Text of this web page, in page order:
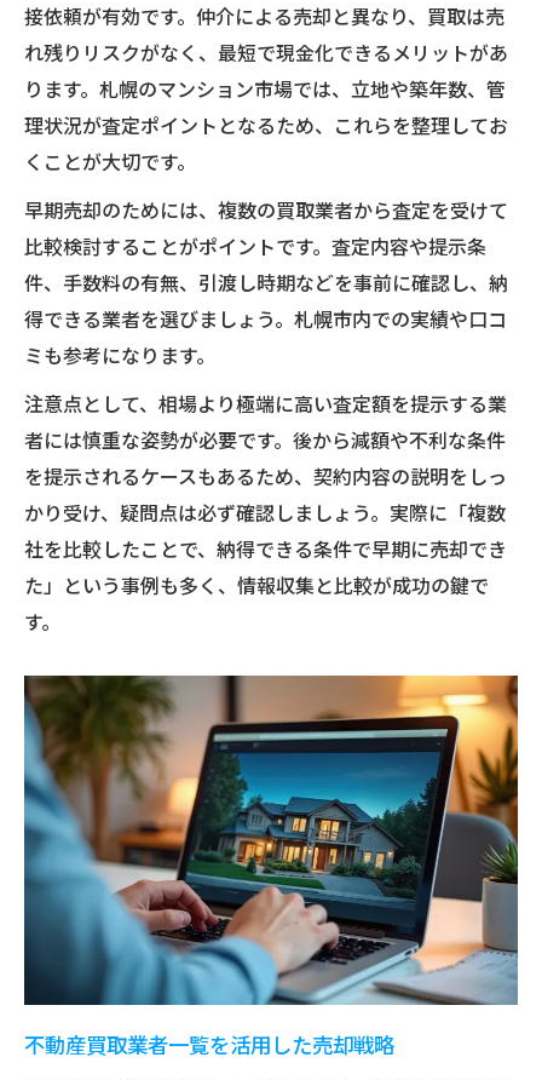
接依頼が有効です。仲介による売却と異なり、買取は売
れ残りリスクがなく、最短で現金化できるメリットがあ
ります。札幌のマンション市場では、立地や築年数、管
理状況が査定ポイントとなるため、これらを整理してお
くことが大切です。
早期売却のためには、複数の買取業者から査定を受けて
比較検討することがポイントです。査定内容や提示条
件、手数料の有無、引渡し時期などを事前に確認し、納
得できる業者を選びましょう。札幌市内での実績や口コ
ミも参考になります。
注意点として、相場より極端に高い査定額を提示する業
者には慎重な姿勢が必要です。後から減額や不利な条件
を提示されるケースもあるため、契約内容の説明をしっ
かり受け、疑問点は必ず確認しましょう。実際に「複数
社を比較したことで、納得できる条件で早期に売却でき
た」という事例も多く、情報収集と比較が成功の鍵で
す。
不動産買取業者一覧を活用した売却戦略